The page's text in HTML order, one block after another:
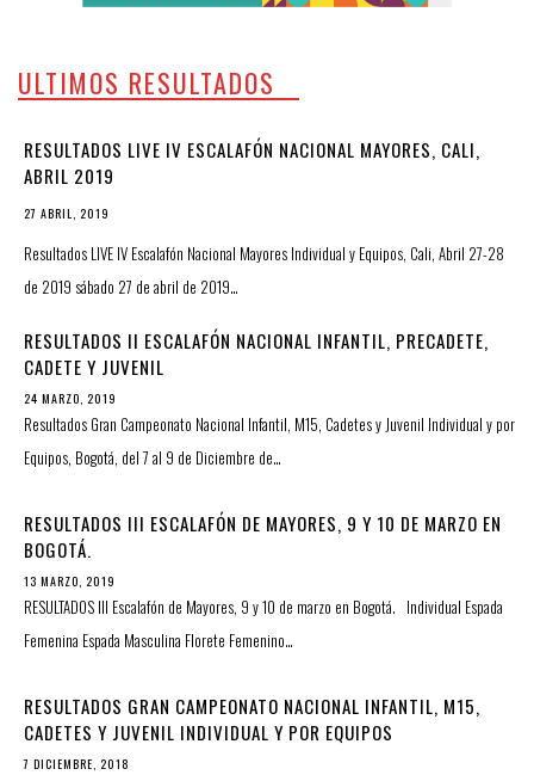
ULTIMOS RESULTADOS
RESULTADOS LIVE IV ESCALAFÓN NACIONAL MAYORES, CALI,
ABRIL 2019
27 ABRIL, 2019
Resultados LIVE IV Escalafón Nacional Mayores Individual y Equipos, Cali, Abril 27-28
de 2019 sábado 27 de abril de 2019…
RESULTADOS II ESCALAFÓN NACIONAL INFANTIL, PRECADETE,
CADETE Y JUVENIL
24 MARZO, 2019
Resultados Gran Campeonato Nacional Infantil, M15, Cadetes y Juvenil Individual y por
Equipos, Bogotá, del 7 al 9 de Diciembre de…
RESULTADOS III ESCALAFÓN DE MAYORES, 9 Y 10 DE MARZO EN
BOGOTÁ.
13 MARZO, 2019
RESULTADOS III Escalafón de Mayores, 9 y 10 de marzo en Bogotá. Individual Espada
Femenina Espada Masculina Florete Femenino…
RESULTADOS GRAN CAMPEONATO NACIONAL INFANTIL, M15,
CADETES Y JUVENIL INDIVIDUAL Y POR EQUIPOS
7 DICIEMBRE, 2018